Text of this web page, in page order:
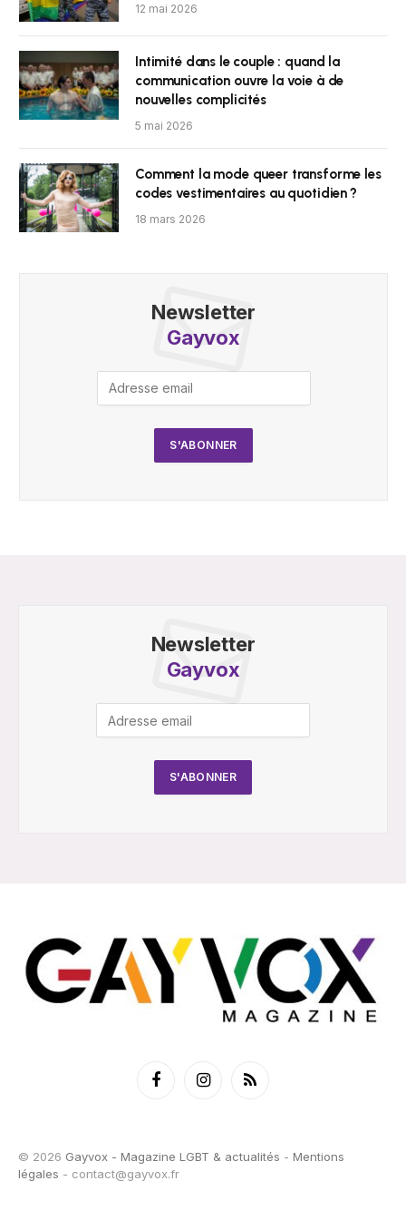
12 mai 2026
Intimité dans le couple : quand la
communication ouvre la voie à de
nouvelles complicités
5 mai 2026
Comment la mode queer transforme les
codes vestimentaires au quotidien ?
18 mars 2026
Newsletter
Gayvox
Newsletter
Gayvox
FacebookInstagramRSS
© 2026 Gayvox - Magazine LGBT & actualités - Mentions
légales - contact@gayvox.fr